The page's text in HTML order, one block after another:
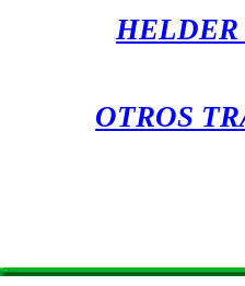
HELDER
OTROS